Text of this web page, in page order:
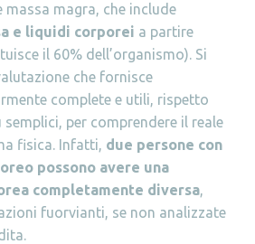
massa magra, che include
e liquidi corporei a partire
il 60% dell’organismo). Si
che fornisce
complete e utili, rispetto
per comprendere il reale
fisica. Infatti, due persone con
possono avere una
completamente diversa,
fuorvianti, se non analizzate